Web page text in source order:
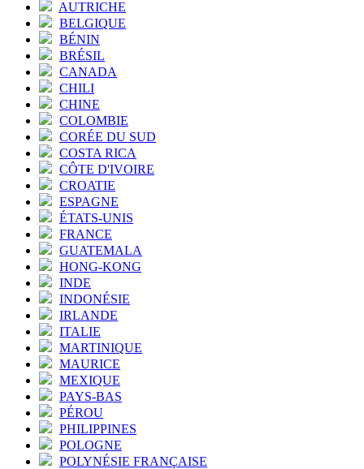
AUTRICHE
BELGIQUE
BÉNIN
BRÉSIL
CANADA
CHILI
CHINE
COLOMBIE
CORÉE DU SUD
COSTA RICA
CÔTE D'IVOIRE
CROATIE
ESPAGNE
ÉTATS-UNIS
FRANCE
GUATEMALA
HONG-KONG
INDE
INDONÉSIE
IRLANDE
ITALIE
MARTINIQUE
MAURICE
MEXIQUE
PAYS-BAS
PÉROU
PHILIPPINES
POLOGNE
POLYNÉSIE FRANÇAISE